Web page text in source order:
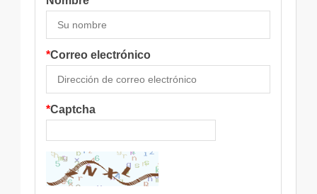
*Correo electrónico
*Captcha